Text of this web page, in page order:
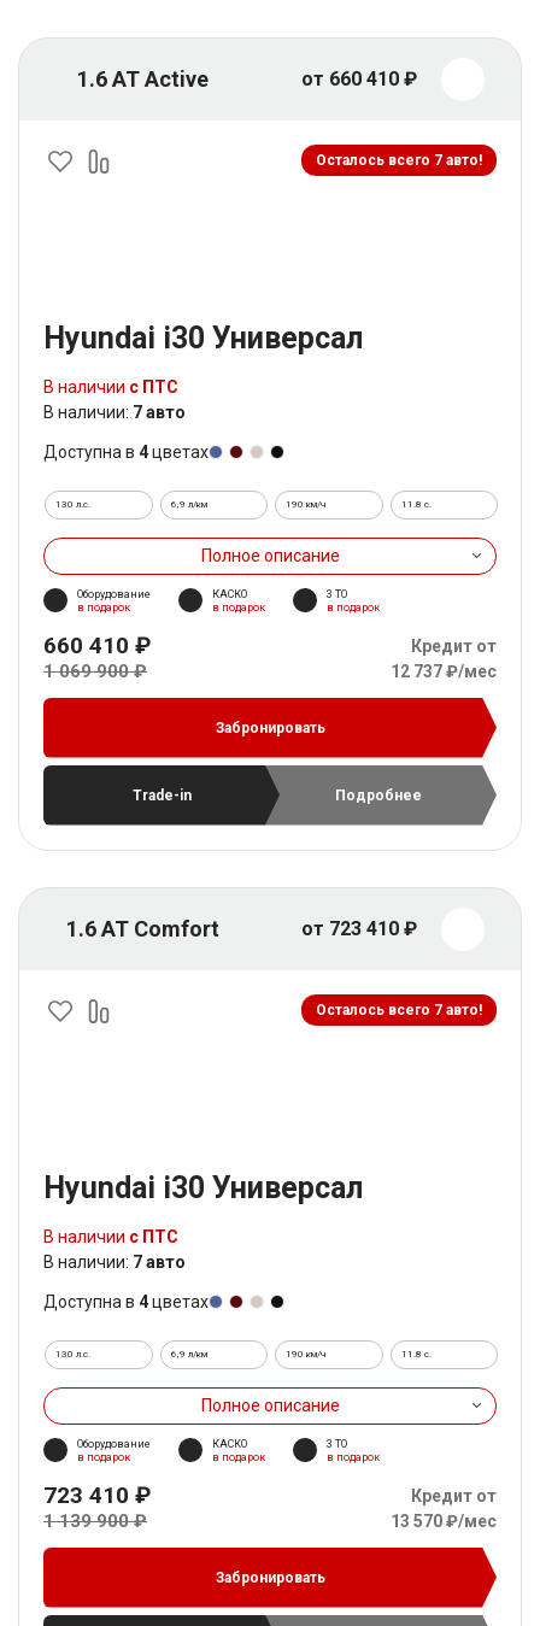
1.6 AT Active от 660 410 ₽
Осталось всего 7 авто!
Hyundai i30 Универсал
В наличии с ПТС
В наличии: 7 авто
Доступна в 4цветах
130 л.с. 6,9 л/км 190 км/ч 11.8 c.
Полное описание
Оборудование
в подарок
КАСКО
в подарок
3 ТО
в подарок
660 410 ₽
1 069 900 ₽
Кредит от
12 737 ₽/мес
Забронировать
Trade-in Подробнее
1.6 AT Comfort от 723 410 ₽
Осталось всего 7 авто!
Hyundai i30 Универсал
В наличии с ПТС
В наличии: 7 авто
Доступна в 4цветах
130 л.с. 6,9 л/км 190 км/ч 11.8 c.
Полное описание
Оборудование
в подарок
КАСКО
в подарок
3 ТО
в подарок
723 410 ₽
1 139 900 ₽
Кредит от
13 570 ₽/мес
Забронировать